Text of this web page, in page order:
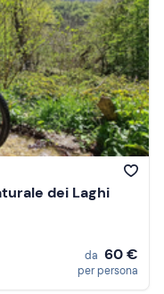
dei Laghi
da 60 €
per persona